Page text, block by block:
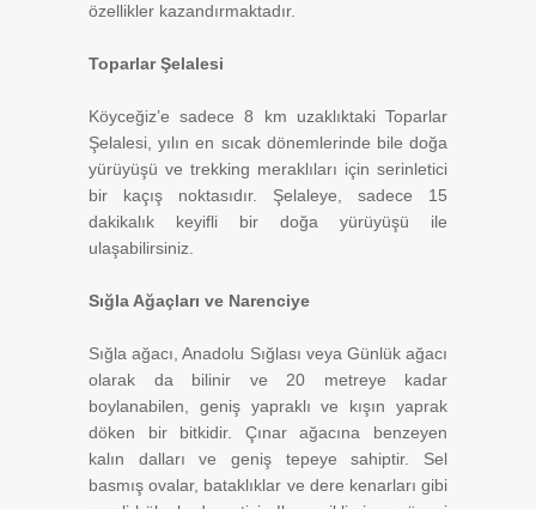
özellikler kazandırmaktadır.
Toparlar Şelalesi
Köyceğiz’e sadece 8 km uzaklıktaki Toparlar
Şelalesi, yılın en sıcak dönemlerinde bile doğa
yürüyüşü ve trekking meraklıları için serinletici
bir kaçış noktasıdır. Şelaleye, sadece 15
dakikalık keyifli bir doğa yürüyüşü ile
ulaşabilirsiniz.
Sığla Ağaçları ve Narenciye
Sığla ağacı, Anadolu Sığlası veya Günlük ağacı
olarak da bilinir ve 20 metreye kadar
boylanabilen, geniş yapraklı ve kışın yaprak
döken bir bitkidir. Çınar ağacına benzeyen
kalın dalları ve geniş tepeye sahiptir. Sel
basmış ovalar, bataklıklar ve dere kenarları gibi